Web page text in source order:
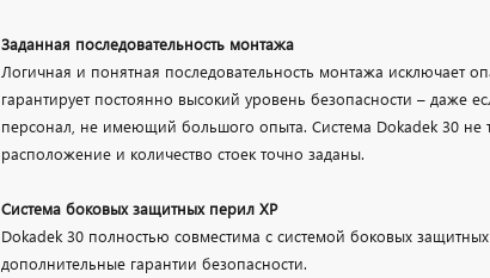
Заданная последовательность монтажа
Логичная и понятная последовательность монтажа исключает
гарантирует постоянно высокий уровень безопасности – даже
персонал, не имеющий большого опыта. Система Dokadek 30 не
расположение и количество стоек точно заданы.
Система боковых защитных перил XP
Dokadek 30 полностью совместима с системой боковых
дополнительные гарантии безопасности.